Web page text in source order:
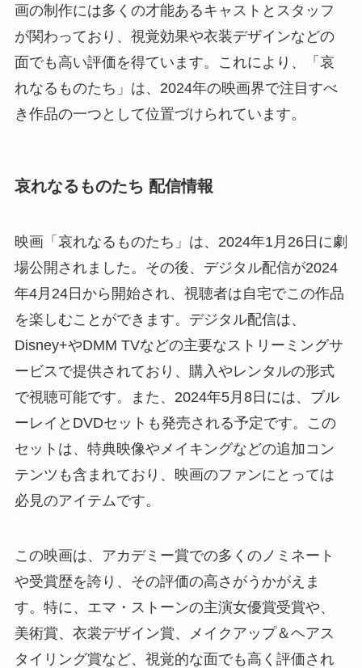
画の制作には多くの才能あるキャストとスタッフ
が関わっており、視覚効果や衣装デザインなどの
面でも高い評価を得ています。これにより、「哀
れなるものたち」は、2024年の映画界で注目すべ
き作品の一つとして位置づけられています​​。
哀れなるものたち 配信情報
映画「哀れなるものたち」は、2024年1月26日に劇
場公開されました。その後、デジタル配信が2024
年4月24日から開始され、視聴者は自宅でこの作品
を楽しむことができます。デジタル配信は、
Disney+やDMM TVなどの主要なストリーミングサ
ービスで提供されており、購入やレンタルの形式
で視聴可能です。また、2024年5月8日には、ブル
ーレイとDVDセットも発売される予定です。この
セットは、特典映像やメイキングなどの追加コン
テンツも含まれており、映画のファンにとっては
必見のアイテムです​​。
この映画は、アカデミー賞での多くのノミネート
や受賞歴を誇り、その評価の高さがうかがえま
す。特に、エマ・ストーンの主演女優賞受賞や、
美術賞、衣裳デザイン賞、メイクアップ＆ヘアス
タイリング賞など、視覚的な面でも高く評価され